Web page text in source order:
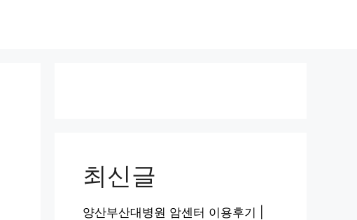
최신글
양산부산대병원 암센터 이용후기 |